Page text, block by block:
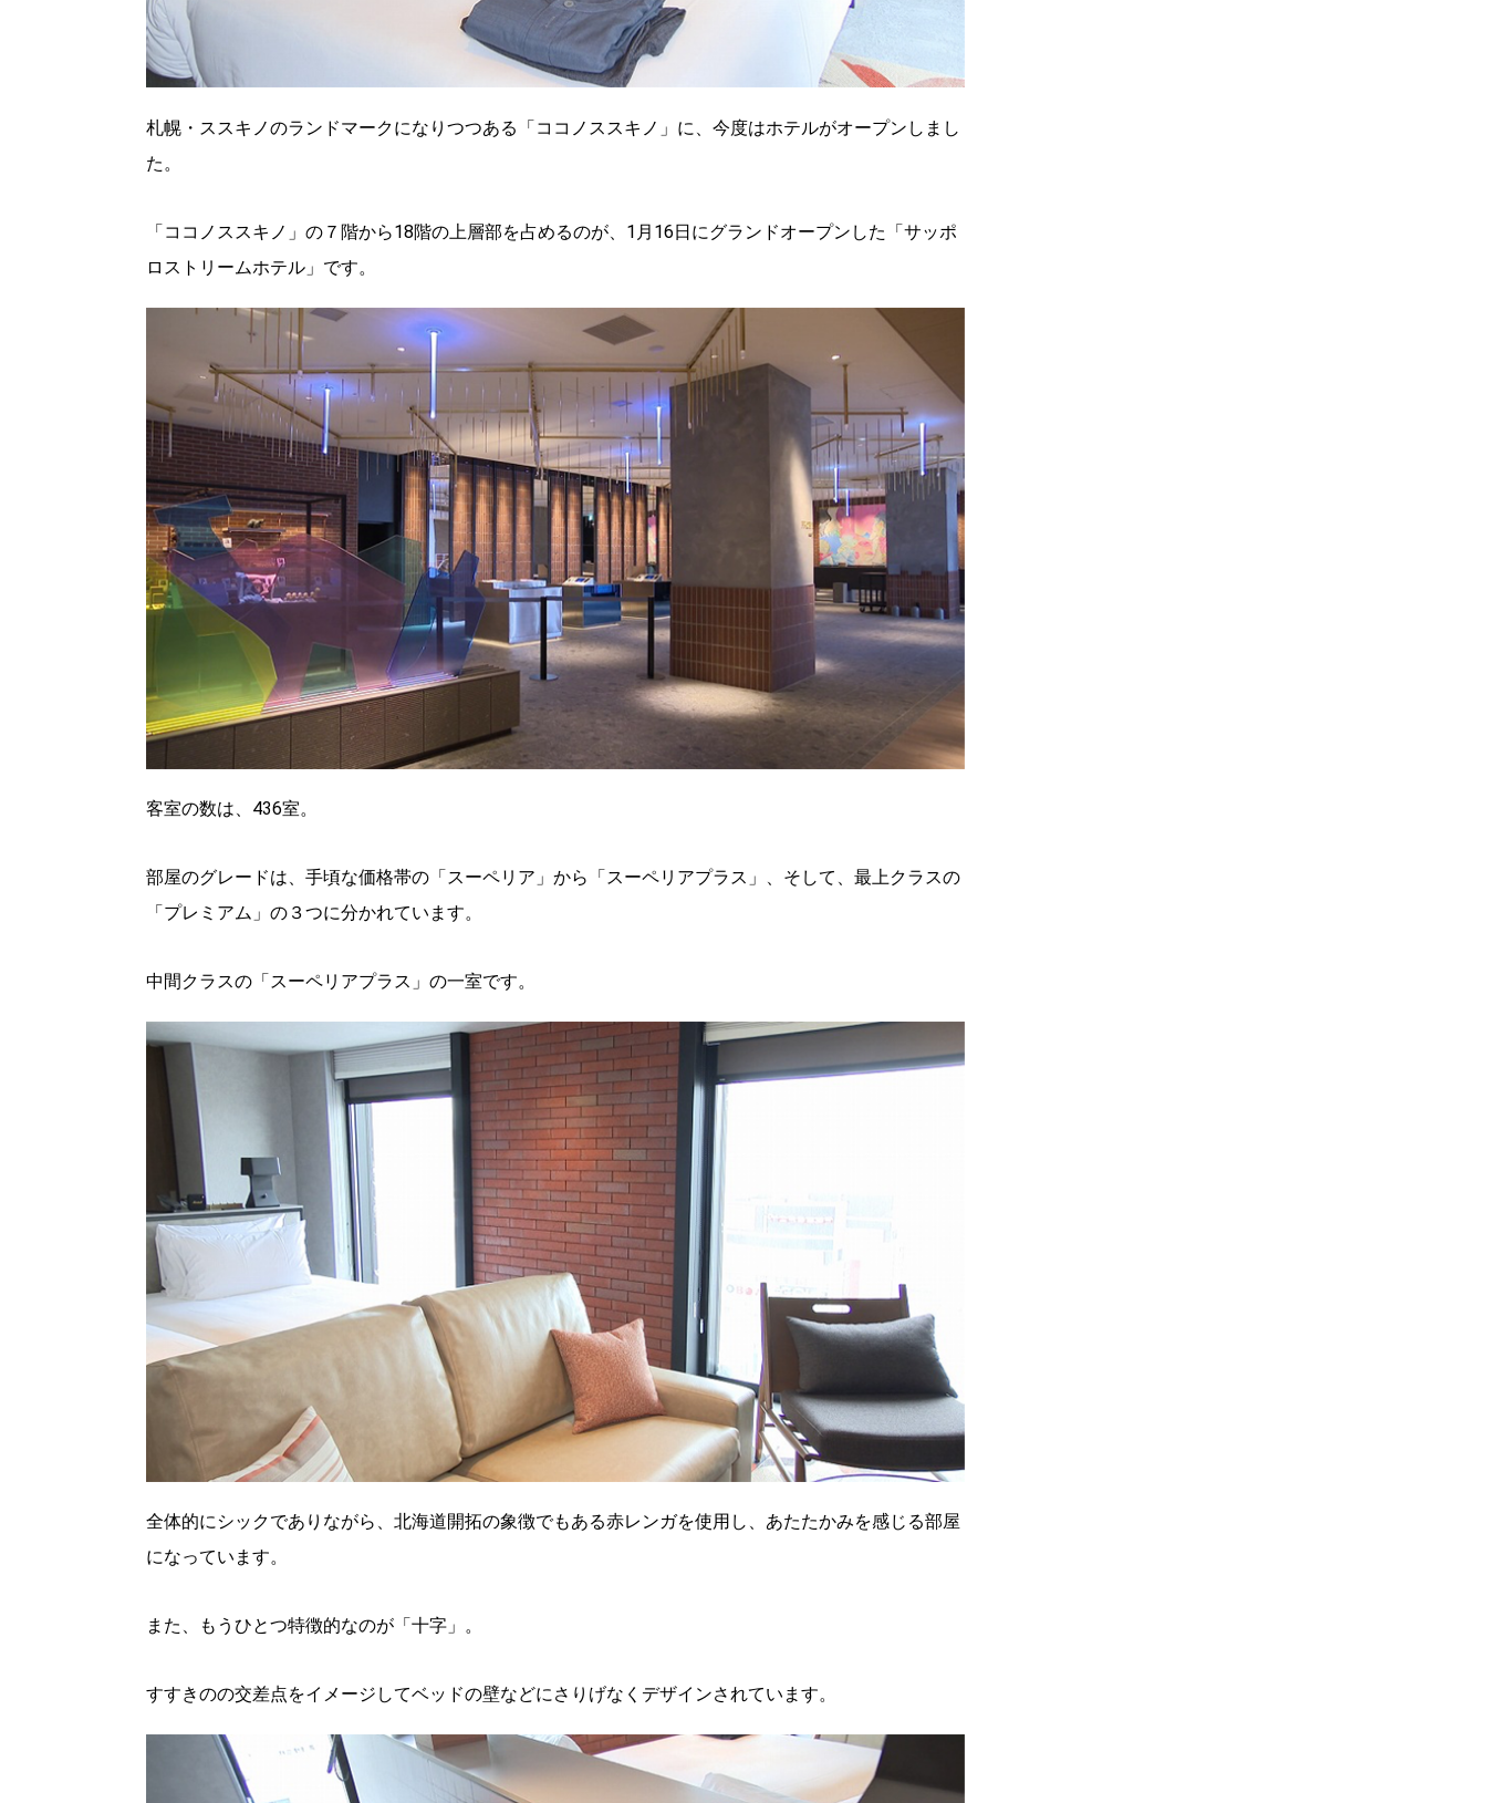
北海道で暮らす、あなたとつくる、
明日への”きっかけ”WEBマガジン
パートナーメディア
プライバシーポリシー
検索する
CATEGORY
カテゴリー
LOCAL
KEYWORD
【道北のお気に入りを見つけたい】
札幌・ススキノのランドマークになりつつある「ココノススキノ」に、今度はホテルがオープンしまし
た。
「ココノススキノ」の７階から18階の上層部を占めるのが、1月16日にグランドオープンした「サッポ
ロストリームホテル」です。
客室の数は、436室。
部屋のグレードは、手頃な価格帯の「スーペリア」から「スーペリアプラス」、そして、最上クラスの
「プレミアム」の３つに分かれています。
中間クラスの「スーペリアプラス」の一室です。
全体的にシックでありながら、北海道開拓の象徴でもある赤レンガを使用し、あたたかみを感じる部屋
になっています。
また、もうひとつ特徴的なのが「十字」。
すすきのの交差点をイメージしてベッドの壁などにさりげなくデザインされています。